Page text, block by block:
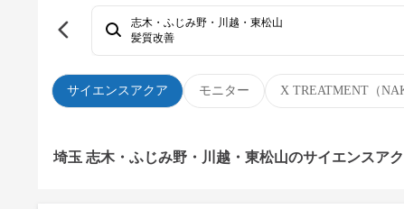
サイエンスアクア モニター X TREATMENT（
志木・ふじみ野・川越・東松山
髪質改善
埼玉 志木・ふじみ野・川越・東松山のサイエンスア